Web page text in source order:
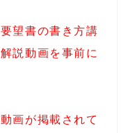
望書の書き方講
説動画を事前に
画が掲載されて